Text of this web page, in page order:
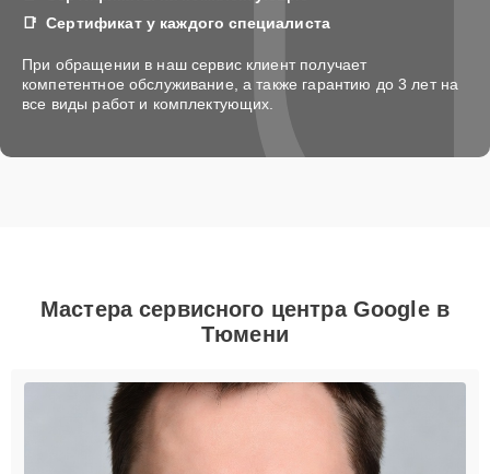
Сертификат у каждого специалиста
При обращении в наш сервис клиент получает
компетентное обслуживание, а также гарантию до 3 лет на
все виды работ и комплектующих.
Мастера сервисного центра Google в
Тюмени